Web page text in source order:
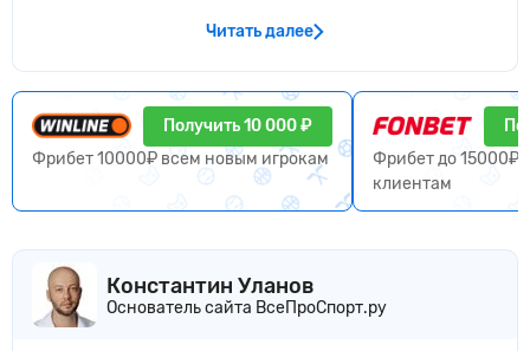
Читать далее
Получить 10 000 ₽
Фрибет 10000₽ всем новым игрокам
Фрибет до 15000₽
клиентам
Константин Уланов
Основатель сайта ВсеПроСпорт.ру